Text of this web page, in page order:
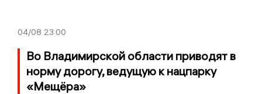
04/08 23:00
Во Владимирской области приводят в
норму дорогу, ведущую к нацпарку
«Мещёра»